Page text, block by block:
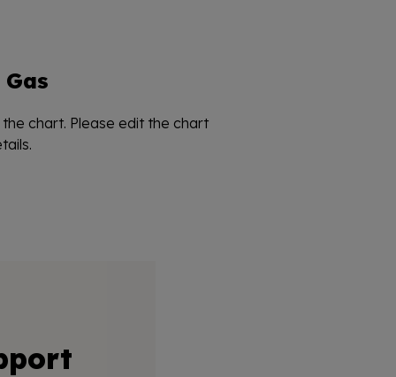
Gas
chart. Please edit the chart